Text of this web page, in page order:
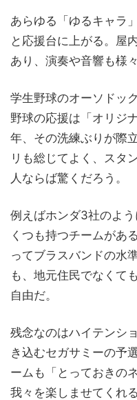
あらゆる「ゆるキャラ
と応援台に上がる。屋
あり、演奏や音響も様
学生野球のオーソドッ
野球の応援は「オリジ
年、その洗練ぶりが際
リも総じてよく、スタ
人ならば驚くだろう。
例えばホンダ3社のよ
くつも持つチームがあ
ってブラスバンドの水
も、地元住民でなくて
自由だ。
残念なのはハイテンシ
き込むセガサミーの予
ームも「とっておきの
我々を楽しませてくれ